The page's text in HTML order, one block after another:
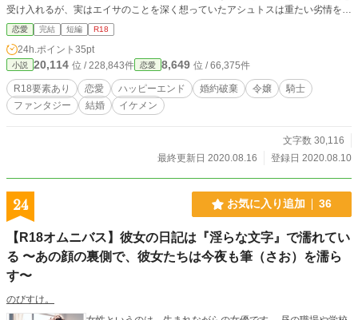
受け入れるが、実はエイサのことを深く想っていたアシュトスは重たい劣情をこ
じらせる事になる。 ◆成人向けの小説です。露骨な性描写回には※あり。ご自
衛ください。
恋愛 完結 短編 R18
24h.ポイント 35pt
小説 20,114 位 / 228,843件 恋愛 8,649 位 / 66,375件
R18要素あり 恋愛 ハッピーエンド 婚約破棄 令嬢
騎士
ファンタジー
結婚 イケメン
文字数 30,116
最終更新日 2020.08.16
登録日 2020.08.10
24 お気に入り追加 36
【R18オムニバス】彼女の日記は『淫らな文字』で濡れてい
る 〜あの顔の裏側で、彼女たちは今夜も筆（さお）を濡ら
す〜
のびすけ。